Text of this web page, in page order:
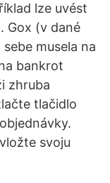
lze uvést
Gox (v dané
musela na
bankrot
zhruba
tlačidlo
svoju